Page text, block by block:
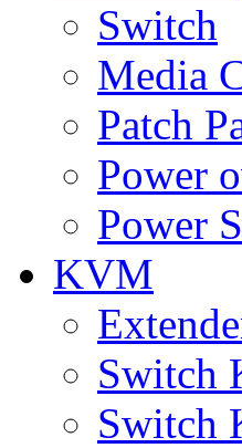
Switch
Media
Patch
Power
Power
KVM
Switch
Switch